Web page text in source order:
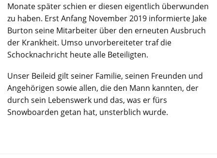
Monate später schien er diesen eigentlich überwunden
zu haben. Erst Anfang November 2019 informierte Jake
Burton seine Mitarbeiter über den erneuten Ausbruch
der Krankheit. Umso unvorbereiteter traf die
Schocknachricht heute alle Beteiligten.
Unser Beileid gilt seiner Familie, seinen Freunden und
Angehörigen sowie allen, die den Mann kannten, der
durch sein Lebenswerk und das, was er fürs
Snowboarden getan hat, unsterblich wurde.